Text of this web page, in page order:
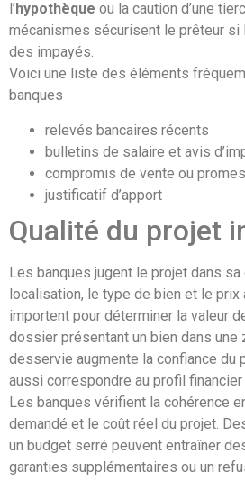
l’ hypothèque ou la caution d’une
mécanismes sécurisent le prêteur si
des impayés.
Voici une liste des éléments
banques
relevés bancaires récents
bulletins de salaire et avis
compromis de vente ou
justificatif d’apport
Qualité du projet
Les banques jugent le projet dans sa
localisation, le type de bien et le prix
importent pour déterminer la valeur
dossier présentant un bien dans une
desservie augmente la confiance du
aussi correspondre au profil financier
Les banques vérifient la cohérence
demandé et le coût réel du projet.
un budget serré peuvent entraîner
garanties supplémentaires ou un